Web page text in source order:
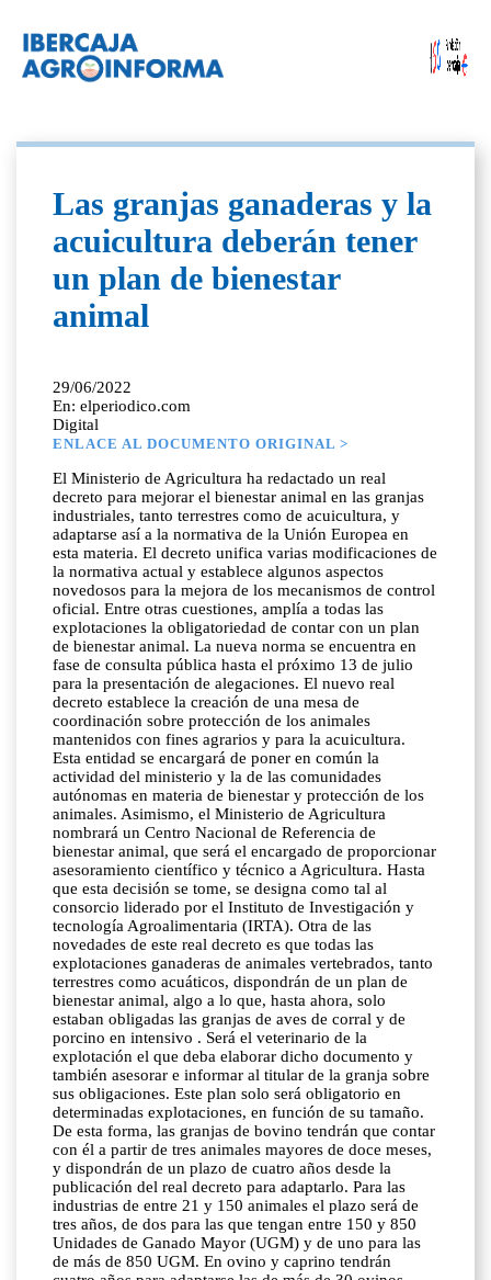
Las granjas ganaderas y la
acuicultura deberán tener
un plan de bienestar
animal
29/06/2022
En: elperiodico.com
Digital
ENLACE AL DOCUMENTO ORIGINAL >
El Ministerio de Agricultura ha redactado un real
decreto para mejorar el bienestar animal en las granjas
industriales, tanto terrestres como de acuicultura, y
adaptarse así a la normativa de la Unión Europea en
esta materia. El decreto unifica varias modificaciones de
la normativa actual y establece algunos aspectos
novedosos para la mejora de los mecanismos de control
oficial. Entre otras cuestiones, amplía a todas las
explotaciones la obligatoriedad de contar con un plan
de bienestar animal. La nueva norma se encuentra en
fase de consulta pública hasta el próximo 13 de julio
para la presentación de alegaciones. El nuevo real
decreto establece la creación de una mesa de
coordinación sobre protección de los animales
mantenidos con fines agrarios y para la acuicultura.
Esta entidad se encargará de poner en común la
actividad del ministerio y la de las comunidades
autónomas en materia de bienestar y protección de los
animales. Asimismo, el Ministerio de Agricultura
nombrará un Centro Nacional de Referencia de
bienestar animal, que será el encargado de proporcionar
asesoramiento científico y técnico a Agricultura. Hasta
que esta decisión se tome, se designa como tal al
consorcio liderado por el Instituto de Investigación y
tecnología Agroalimentaria (IRTA). Otra de las
novedades de este real decreto es que todas las
explotaciones ganaderas de animales vertebrados, tanto
terrestres como acuáticos, dispondrán de un plan de
bienestar animal, algo a lo que, hasta ahora, solo
estaban obligadas las granjas de aves de corral y de
porcino en intensivo . Será el veterinario de la
explotación el que deba elaborar dicho documento y
también asesorar e informar al titular de la granja sobre
sus obligaciones. Este plan solo será obligatorio en
determinadas explotaciones, en función de su tamaño.
De esta forma, las granjas de bovino tendrán que contar
con él a partir de tres animales mayores de doce meses,
y dispondrán de un plazo de cuatro años desde la
publicación del real decreto para adaptarlo. Para las
industrias de entre 21 y 150 animales el plazo será de
tres años, de dos para las que tengan entre 150 y 850
Unidades de Ganado Mayor (UGM) y de uno para las
de más de 850 UGM. En ovino y caprino tendrán